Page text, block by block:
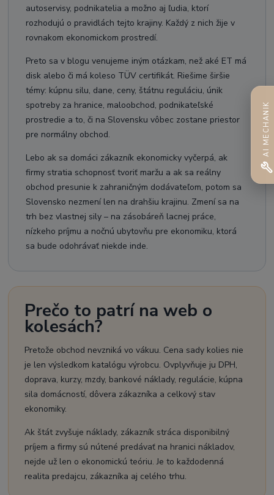
autoservisy, podnikatelia a možno aj ľudia, ktorí
rozhodujú o pravidlách tejto krajiny. Každý z nich žije v
rovnakom ekonomickom prostredí.
Preto sa v blogu venujeme iným otázkam, než aké ET má
disk alebo či má koleso TÜV certifikát. Riešime širšie
témy: kúpnu silu, dane, ceny, štátnu reguláciu, únik
spotreby za hranice, maloobchod, podnikateľské
prostredie a to, či na Slovensku vôbec zostane priestor
pre normálny obchod.
Lebo ak sa domáci zákazník ekonomicky vyčerpá, ak
firmy stratia schopnosť tvoriť maržu a ak sa reálny
obchod presunie k zahraničným dodávateľom, potom sa
Slovensko nezmení len na drahšiu krajinu. Zmení sa na
trh bez vlastnej sily – na zásobáreň lacnej práce,
nízkeho príjmu a nočnú ubytovňu pre ekonomiku, ktorá
sa bude odohrávať niekde inde.
Prečo to patrí na web o
kolesách?
Pretože obchod nevzniká vo vákuu. Cena sady kolies nie
je len výsledkom katalógu výrobcu. Ovplyvňuje ju DPH,
doprava, kurzy, mzdy, bankové náklady, regulácie, kúpna
sila domácností, dôvera zákazníka a celkový stav
ekonomiky.
Ak štát zvyšuje náklady, zákazník stráca disponibilný
príjem a firmy sú nútené predávať na hranici nákladov,
nejde už len o ekonomickú teóriu. Je to každodenná
realita predajcu, zákazníka aj celého trhu.
AI MECHANIK